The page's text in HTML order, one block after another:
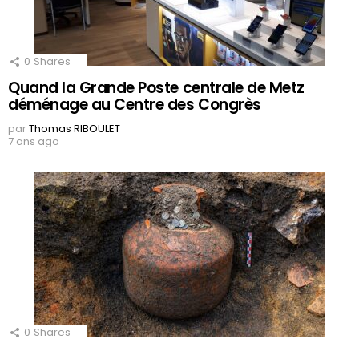
0 Shares
Quand la Grande Poste centrale de Metz
déménage au Centre des Congrès
parThomas RIBOULET
7 ans ago
0 Shares